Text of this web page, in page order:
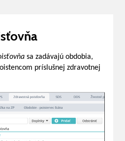
sa zadávajú obdobia,
príslušnej zdravotnej